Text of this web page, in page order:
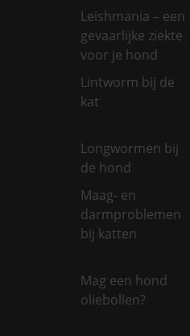
Leishmania – een
gevaarlijke ziekte
voor je hond
Lintworm bij de
kat
Longwormen bij
de hond
Maag- en
darmproblemen
bij katten
Mag een hond
oliebollen?